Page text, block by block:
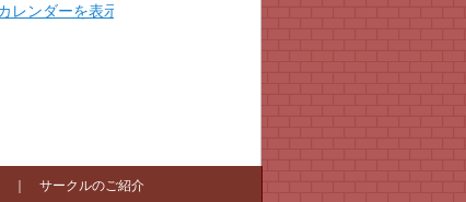
レンダーを表示
サークルのご紹介